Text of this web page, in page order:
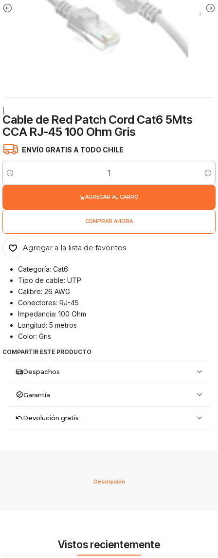
Cable de Red Patch Cord Cat6 5Mts
CCA RJ-45 100 Ohm Gris
ENVÍO GRATIS A TODO CHILE
Cantidad
AGREGAR AL CARRO
COMPRAR AHORA
Agregar a la lista de favoritos
Categoría: Cat6
Tipo de cable: UTP
Calibre: 26 AWG
Conectores: RJ-45
Impedancia: 100 Ohm
Longitud: 5 metros
Color: Gris
COMPARTIR ESTE PRODUCTO
Despachos
Garantía
Devolución gratis
Descripción
Vistos recientemente